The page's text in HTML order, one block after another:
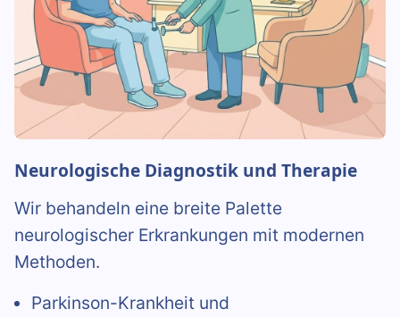
Neurologische Diagnostik und Therapie
Wir behandeln eine breite Palette
neurologischer Erkrankungen mit modernen
Methoden.
Parkinson-Krankheit und